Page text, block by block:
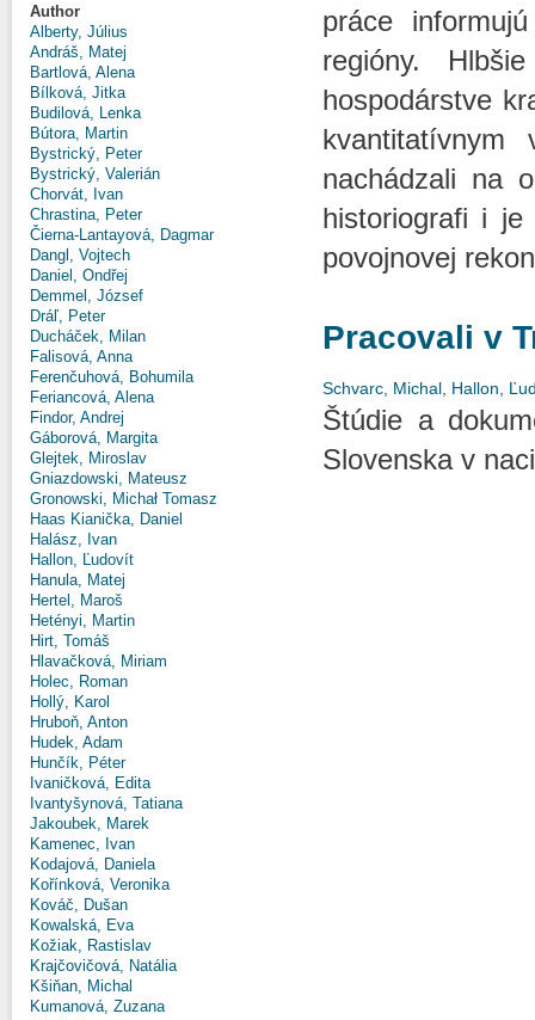
Author
Alberty, Július
Andráš, Matej
Bartlová, Alena
Bílková, Jitka
Budilová, Lenka
Bútora, Martin
Bystrický, Peter
Bystrický, Valerián
Chorvát, Ivan
Chrastina, Peter
Čierna-Lantayová, Dagmar
Dangl, Vojtech
Daniel, Ondřej
Demmel, József
Dráľ, Peter
Ducháček, Milan
Falisová, Anna
Ferenčuhová, Bohumila
Feriancová, Alena
Findor, Andrej
Gáborová, Margita
Glejtek, Miroslav
Gniazdowski, Mateusz
Gronowski, Michał Tomasz
Haas Kianička, Daniel
Halász, Ivan
Hallon, Ľudovít
Hanula, Matej
Hertel, Maroš
Hetényi, Martin
Hirt, Tomáš
Hlavačková, Miriam
Holec, Roman
Hollý, Karol
Hruboň, Anton
Hudek, Adam
Hunčík, Péter
Ivaničková, Edita
Ivantyšynová, Tatiana
Jakoubek, Marek
Kamenec, Ivan
Kodajová, Daniela
Kořínková, Veronika
Kováč, Dušan
Kowalská, Eva
Kožiak, Rastislav
Krajčovičová, Natália
Kšiňan, Michal
Kumanová, Zuzana
práce
regióny.
hospodárstve
nachádzali na
historiografi i je
povojnovej
Pracovali v
Schvarc, Michal Hallon,
Štúdie a
Slovenska v